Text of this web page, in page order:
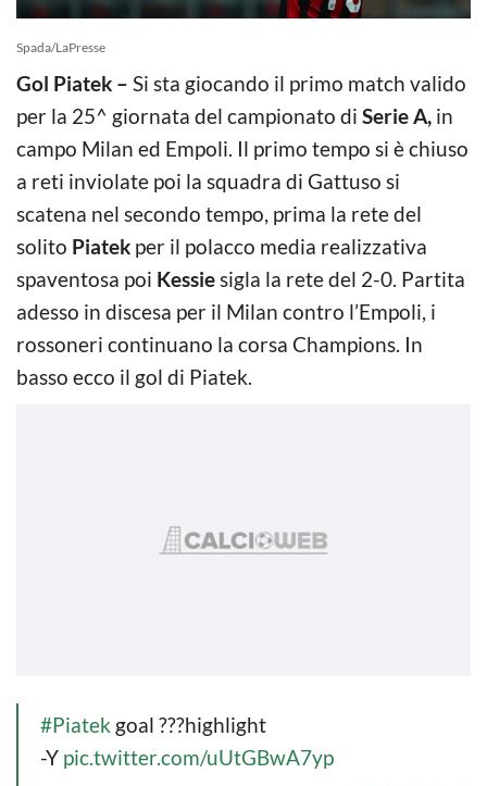
Spada/LaPresse
Gol Piatek – Si sta giocando il primo match valido
per la 25^ giornata del campionato di Serie A, in
campo Milan ed Empoli. Il primo tempo si è chiuso
a reti inviolate poi la squadra di Gattuso si
scatena nel secondo tempo, prima la rete del
solito Piatek per il polacco media realizzativa
spaventosa poi Kessiesigla la rete del 2-0. Partita
adesso in discesa per il Milan contro l’Empoli, i
rossoneri continuano la corsa Champions. In
basso ecco il gol di Piatek.
#Piatek goal ???highlight
-Y pic.twitter.com/uUtGBwA7yp